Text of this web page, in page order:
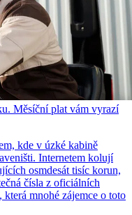
Měsíční plat vám vyrazí
kde v úzké kabině
Internetem kolují
osmdesát tisíc korun,
čísla z oficiálních
mnohé zájemce o toto